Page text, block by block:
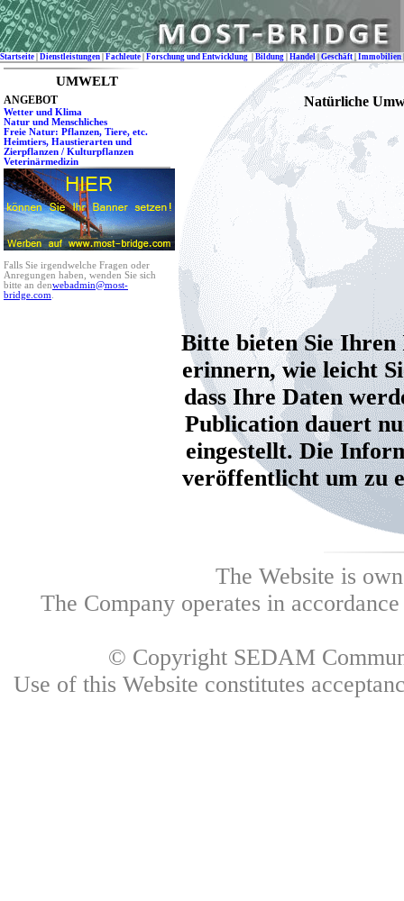
Startseite Dienstleistungen Fachleute Forschung und Entwicklung Bildung Handel| Geschäft Immobilien
UMWELT
ANGEBOT
Wetter und Klima
Natur und Menschliches
Freie Natur: Pflanzen, Tiere, etc.
Heimtiers, Haustierarten und
Zierpflanzen / Kulturpflanzen
Veterinärmedizin
Falls Sie irgendwelche Fragen oder
Anregungen haben, wenden Sie sich
bitte an denwebadmin@most-
bridge.com
Natürliche
Bitte bieten Sie Ihren
erinnern, wie leicht
dass Ihre Daten
Publication dauert
eingestellt. Die
veröffentlicht um zu
The Website is
The Company operates in
© Copyright SEDAM
Use of this Website constitutes